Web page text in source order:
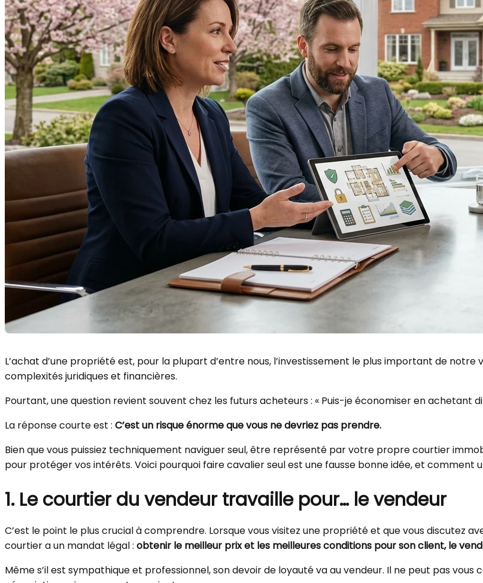
L’achat d’une propriété est, pour la plupart d’entre nous, l’investissement le plus important de notre
complexités juridiques et financières.
Pourtant, une question revient souvent chez les futurs acheteurs : « Puis-je économiser en achetant
La réponse courte est : C’est un risque énorme que vous ne devriez pas prendre.
Bien que vous puissiez techniquement naviguer seul, être représenté par votre propre courtier
pour protéger vos intérêts. Voici pourquoi faire cavalier seul est une fausse bonne idée, et comment
1. Le courtier du vendeur travaille pour… le vendeur
C’est le point le plus crucial à comprendre. Lorsque vous visitez une propriété et que vous discutez
courtier a un mandat légal : obtenir le meilleur prix et les meilleures conditions pour son client, le
Même s’il est sympathique et professionnel, son devoir de loyauté va au vendeur. Il ne peut pas